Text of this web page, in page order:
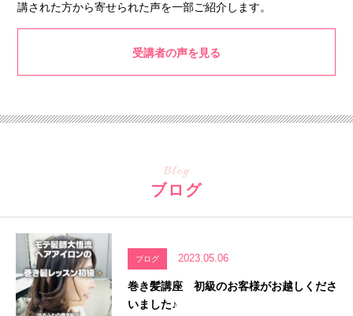
講された方から寄せられた声を一部ご紹介します。
受講者の声を見る
Blog
ブログ
ブログ 2023.05.06
巻き髪講座 初級のお客様がお越しくださ
いました♪